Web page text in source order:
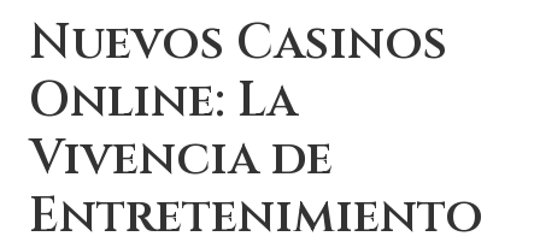
Nuevos Casinos
Online: La
Vivencia de
Entretenimiento